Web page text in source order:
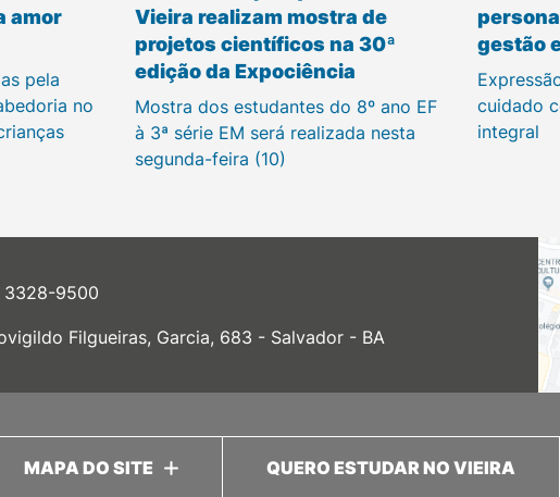
amor
pela
no
Vieira realizam mostra de
projetos científicos na 30ª
edição da Expociência
Mostra dos estudantes do 8º ano EF
à 3ª série EM será realizada nesta
segunda-feira (10)
gestão
cuidado
integral
3328-9500
Filgueiras, Garcia, 683 - Salvador - BA
MAPA DO SITE QUERO ESTUDAR NO VIEIRA